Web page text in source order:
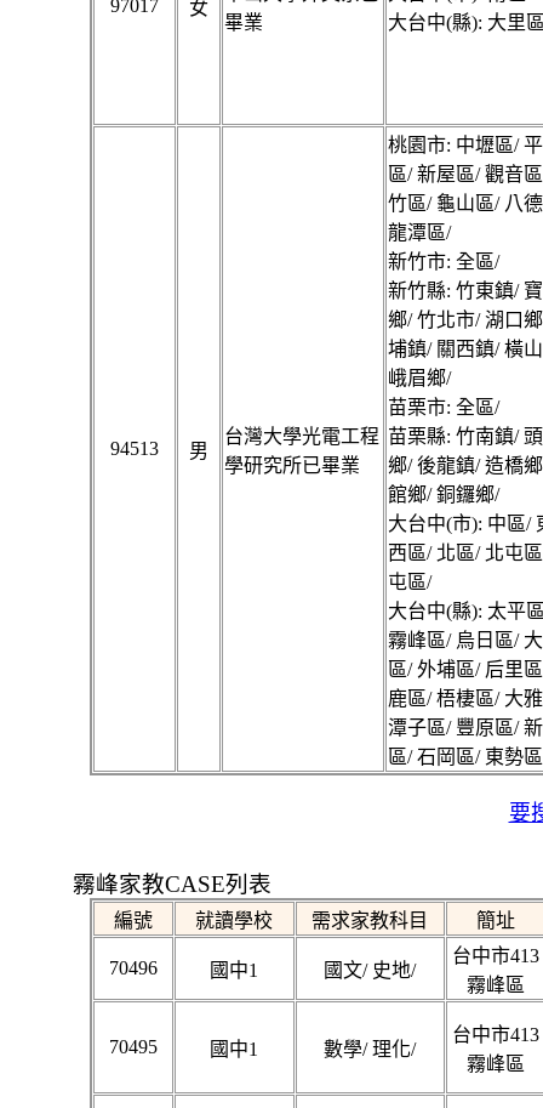
97017 女
畢業
大台中(縣): 大里
94513 男
台灣大學光電工程
學研究所已畢業
桃園市: 中壢區/
區/ 新屋區/ 觀音
竹區/ 龜山區/ 八
龍潭區/
新竹市: 全區/
新竹縣: 竹東鎮/
鄉/ 竹北市/ 湖口
埔鎮/ 關西鎮/ 橫
峨眉鄉/
苗栗市: 全區/
苗栗縣: 竹南鎮/
鄉/ 後龍鎮/ 造橋
館鄉/ 銅鑼鄉/
大台中(市): 中區/
西區/ 北區/ 北屯
屯區/
大台中(縣): 太平
霧峰區/ 烏日區/
區/ 外埔區/ 后里
鹿區/ 梧棲區/ 大
潭子區/ 豐原區/
區/ 石岡區/ 東勢
要
霧峰家教CASE列表
編號 就讀學校 需求家教科目 簡址
70496 國中1 國文/ 史地/
台中市413
霧峰區
70495 國中1 數學/ 理化/
台中市413
霧峰區